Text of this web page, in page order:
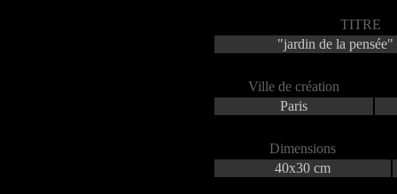
TITRE
"jardin de la
Ville de création
Paris
Dimensions
40x30 cm